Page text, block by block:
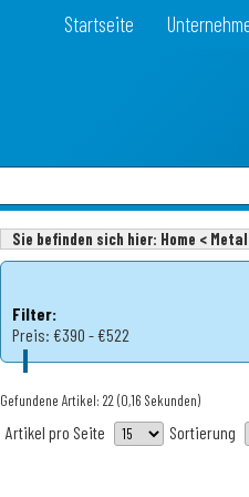
Startseite
Sie befinden sich hier: Home <
Filter:
Preis: €390 - €522
Gefundene Artikel: 22 (0,16 Sekunden)
Artikel pro Seite Sortierung